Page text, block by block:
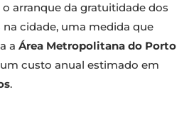
arranque da gratuitidade dos
na cidade, uma medida que
a Área Metropolitana do Porto
custo anual estimado em
.